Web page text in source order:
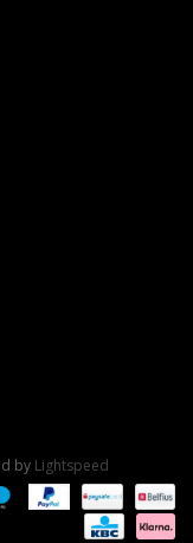
by Lightspeed